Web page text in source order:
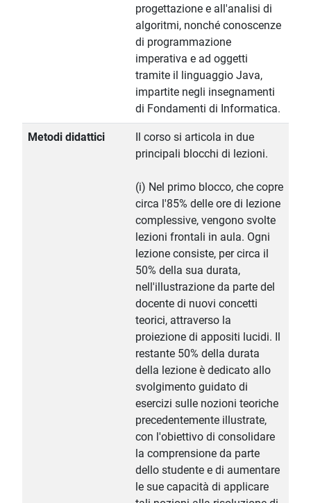
progettazione e all'analisi di
algoritmi, nonché conoscenze
di programmazione
imperativa e ad oggetti
tramite il linguaggio Java,
impartite negli insegnamenti
di Fondamenti di Informatica.
Metodi didattici
Il corso si articola in due
principali blocchi di lezioni.
(i) Nel primo blocco, che copre
circa l'85% delle ore di lezione
complessive, vengono svolte
lezioni frontali in aula. Ogni
lezione consiste, per circa il
50% della sua durata,
nell'illustrazione da parte del
docente di nuovi concetti
teorici, attraverso la
proiezione di appositi lucidi. Il
restante 50% della durata
della lezione è dedicato allo
svolgimento guidato di
esercizi sulle nozioni teoriche
precedentemente illustrate,
con l'obiettivo di consolidare
la comprensione da parte
dello studente e di aumentare
le sue capacità di applicare